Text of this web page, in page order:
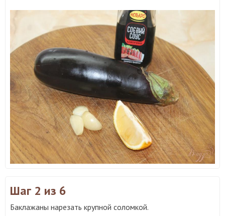
Шаг 2 из 6
Баклажаны нарезать крупной соломкой.